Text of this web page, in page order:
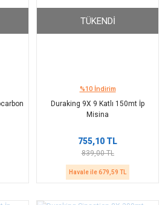
TÜKENDI
%10 İndirim
Duraking 9X 9 Katlı 150mt İp
Misina
755,10 TL
839,00 TL
Havale ile 679,59 TL